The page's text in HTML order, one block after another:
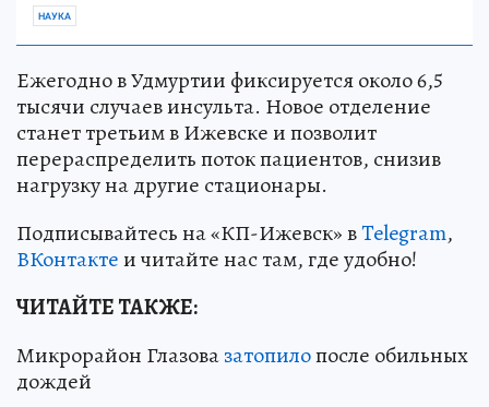
НАУКА
Ежегодно в Удмуртии фиксируется около 6,5
тысячи случаев инсульта. Новое отделение
станет третьим в Ижевске и позволит
перераспределить поток пациентов, снизив
нагрузку на другие стационары.
Подписывайтесь на «КП-Ижевск» вTelegram,
ВКонтактеи читайте нас там, где удобно!
ЧИТАЙТЕ ТАКЖЕ:
Микрорайон Глазовазатопилопосле обильных
дождей